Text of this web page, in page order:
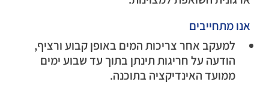
אנו מתחייבים
למעקב אחר צריכות המים באופן קבוע ורציף,
הודעה על חריגות תינתן בתוך עד שבוע ימים
ממועד האינדיקציה בתוכנה.